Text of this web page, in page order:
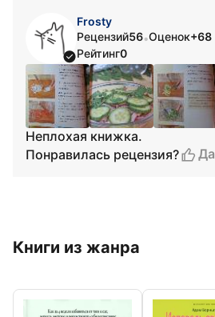
Frosty
Рецензий56•Оценок+68
Рейтинг0
Неплохая книжка.
Понравилась рецензия?
Да
Книги из жанра